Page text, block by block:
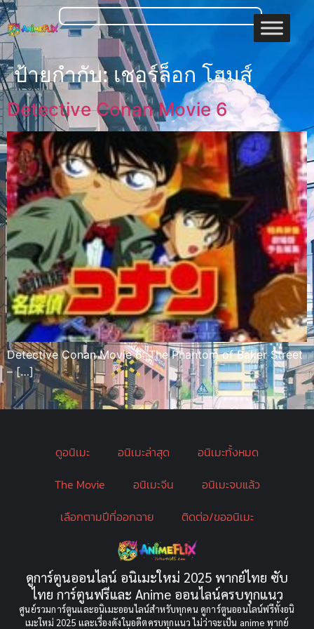
ป้ายกำกับ:เชอร์ล็อก โฮมส์
Detective Conan Movie 6
Detective Conan Movie 6: The Phantom of Baker Street
– […]
ดูอนิเมะ อนิเมะล่าสุด
อนิเมะทั้งหมด
The Movie
อนิเมะจีน
อนิเมะจบแล้ว
เลือกตามปีที่ออกฉาย
ติดต่อ/ขออนิเมะ
ดูการ์ตูนออนไลน์ อนิเมะใหม่ 2025 พากย์ไทย ซับ
ไทย การ์ตูนฟรีและ Anime ออนไลน์ครบทุกแนว
ศูนย์รวมการ์ตูนและอนิเมะออนไลน์สำหรับทุกคน ดูการ์ตูนออนไลน์ฟรีทั้งอนิ
เมะใหม่ 2025 และเรื่องดังในอดีตครบทุกแนว ไม่ว่าจะเป็น anime พากย์